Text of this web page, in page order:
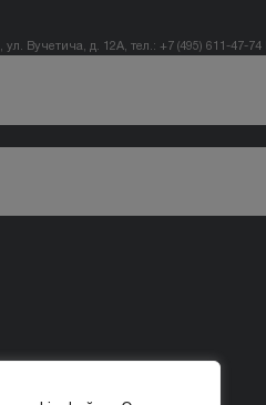
Вучетича, д. 12А, тел.: +7 (495) 611-47-74